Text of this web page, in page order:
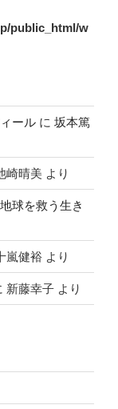
public_html/w
ール に 坂本篤
崎晴美 より
球を救う生き
嵐健裕 より
新藤幸子 より